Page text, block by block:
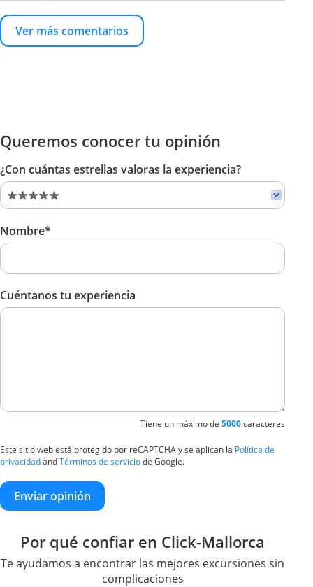
Ver más comentarios
Queremos conocer tu opinión
¿Con cuántas estrellas valoras la experiencia?
Nombre*
Cuéntanos tu experiencia
Tiene un máximo de 5000caracteres
Este sitio web está protegido por reCAPTCHA y se aplican la Política de
privacidadandTérminos de serviciode Google.
Enviar opinión
Por qué confiar en Click-Mallorca
Te ayudamos a encontrar las mejores excursiones sin
complicaciones